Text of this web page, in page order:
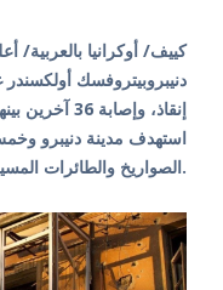
كييف/ أوكرانيا بالعربية/
إنقاذ،
استهدف مدينة دنيبرو
الصواريخ والطائرات المسيرة.